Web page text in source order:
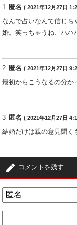
1 匿名 ( 2021年12月27日
なんで占いなんて信じ
婚。笑っちゃうね、ハハ
2 匿名 ( 2021年12月27日
最初からこうなるの分か
3 匿名 ( 2021年12月27日
結婚だけは親の意見聞く
コメントを残す